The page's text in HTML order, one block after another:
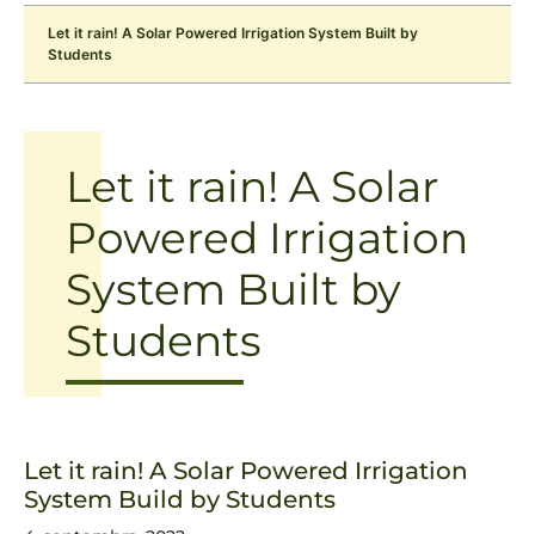
Let it rain! A Solar Powered Irrigation System Built by
Students
Let it rain! A Solar
Powered Irrigation
System Built by
Students
Let it rain! A Solar Powered Irrigation
System Build by Students